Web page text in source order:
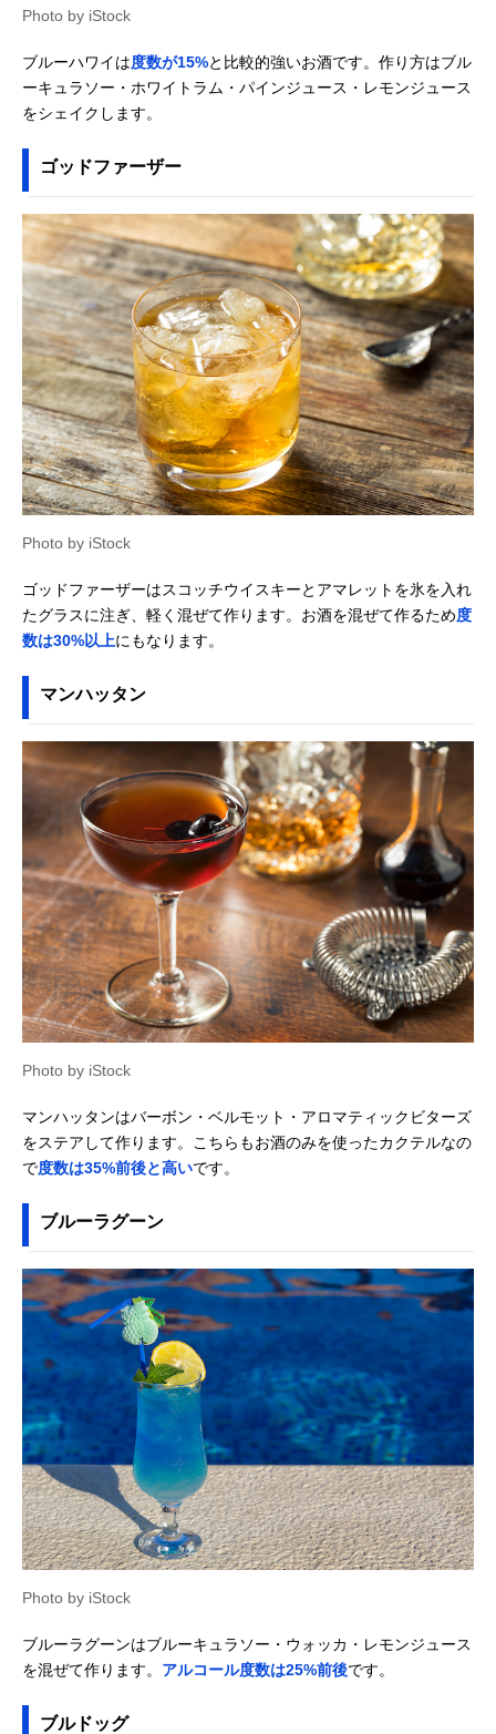
Photo by iStock
ブルーハワイは度数が15%と比較的強いお酒です。作り方はブル
ーキュラソー・ホワイトラム・パインジュース・レモンジュース
をシェイクします。
ゴッドファーザー
Photo by iStock
ゴッドファーザーはスコッチウイスキーとアマレットを氷を入れ
たグラスに注ぎ、軽く混ぜて作ります。お酒を混ぜて作るため度
数は30%以上にもなります。
マンハッタン
Photo by iStock
マンハッタンはバーボン・ベルモット・アロマティックビターズ
をステアして作ります。こちらもお酒のみを使ったカクテルなの
で度数は35%前後と高いです。
ブルーラグーン
Photo by iStock
ブルーラグーンはブルーキュラソー・ウォッカ・レモンジュース
を混ぜて作ります。 アルコール度数は25%前後です。
ブルドッグ